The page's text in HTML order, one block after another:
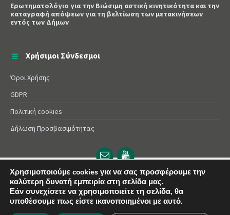
Ερωτηματολόγιο για την Βιώσιμη αστική κινητικότητα και την
καταγραφή απόψεων για τη βελτίωση των μετακινήσεων
εντός των Δήμων
Χρήσιμοι Σύνδεσμοι
Όροι Χρήσης
GDPR
Πολιτική cookies
Δήλωση Προσβασιμότητας
Email
url
YouTube
url
© 2025 Δήμος Αλεξάνδρειας | Powered byApogee
Χρησιμοποιούμε cookies για να σας προσφέρουμε την
καλύτερη δυνατή εμπειρία στη σελίδα μας.
Εάν συνεχίσετε να χρησιμοποιείτε τη σελίδα, θα
υποθέσουμε πως είστε ικανοποιημένοι με αυτό.